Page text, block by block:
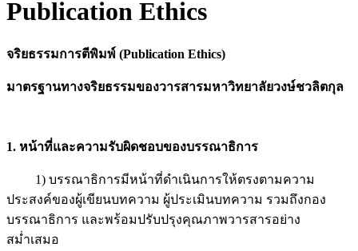
Publication Ethics
จริยธรรมการตีพิมพ์ (Publication Ethics)
มาตรฐานทางจริยธรรมของวารสารมหาวิทยาลัยวงษ์ชวลิตกุล
1. หน้าที่และความรับผิดชอบของบรรณาธิการ
1) บรรณาธิการมีหน้าที่ดำเนินการให้ตรงตามความ
ประสงค์ของผู้เขียนบทความ ผู้ประเมินบทความ รวมถึงกอง
บรรณาธิการ และพร้อมปรับปรุงคุณภาพวารสารอย่าง
สม่ำเสมอ